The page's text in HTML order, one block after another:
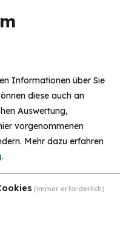
Informationen über Sie
diese auch an
Auswertung,
vorgenommenen
Mehr dazu erfahren
.
(immer erforderlich)